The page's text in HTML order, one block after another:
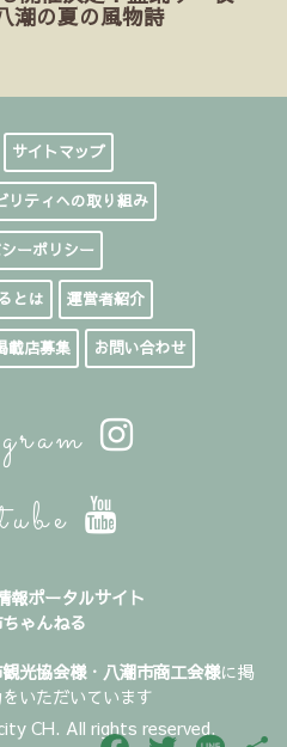
潮の夏の風物詩
サイトマップ
リティへの取り組み
ーポリシー
とは 運営者紹介
載店募集 お問い合わせ
報ポータルサイト
ゃんねる
光協会様・ 八潮市商工会様に掲
いただいています
CH. All rights reserved.
Facebook
TwitterLine